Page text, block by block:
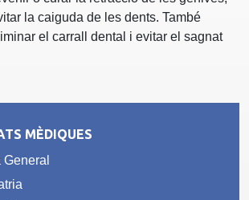
la caiguda de les dents. També
el carrall dental i evitar el sagnat
MÈDIQUES